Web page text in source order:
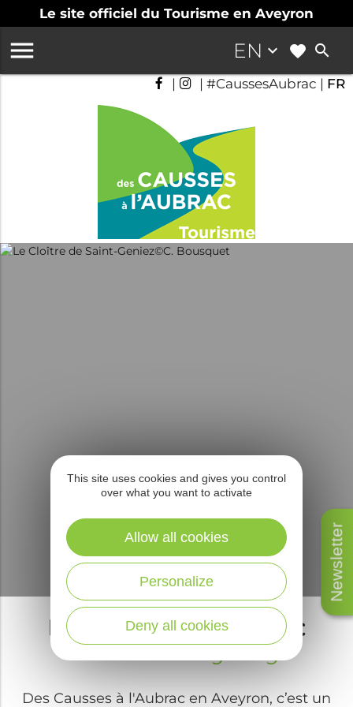
Le site officiel du Tourisme en Aveyron
Newsletter
EN keyboard_arrow_down search

| | #CaussesAubrac | FR
Des Causses à l'Aubrac
Discover everything !
Des Causses à l'Aubrac en Aveyron, c’est un
This site uses cookies and gives you control
over what you want to activate
Deny all cookies
Personalize
Allow all cookies